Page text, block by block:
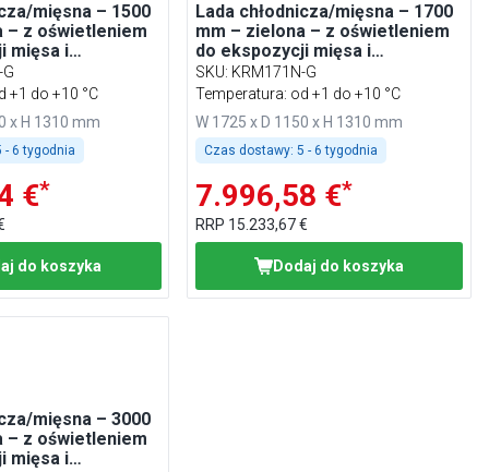
mięsna – 1500
– z oświetleniem
mięsa i
panelem
+1 do +10 °C
x H 1310 mm
- 6 tygodnia
€*
do koszyka
Lada chłodnicza/mięsna – 1700
mm – zielona – z oświetleniem
do ekspozycji mięsa i
podświetlanym panelem
przednim
SKU: KRM171N-G
Temperatura: od +1 do +10 °C
W 1725 x D 1150 x H 1310 mm
Czas dostawy: 5 - 6 tygodnia
7.996,58 €*
RRP 15.233,67 €
Dodaj do koszyka
mięsna – 3000
– z oświetleniem
mięsa i